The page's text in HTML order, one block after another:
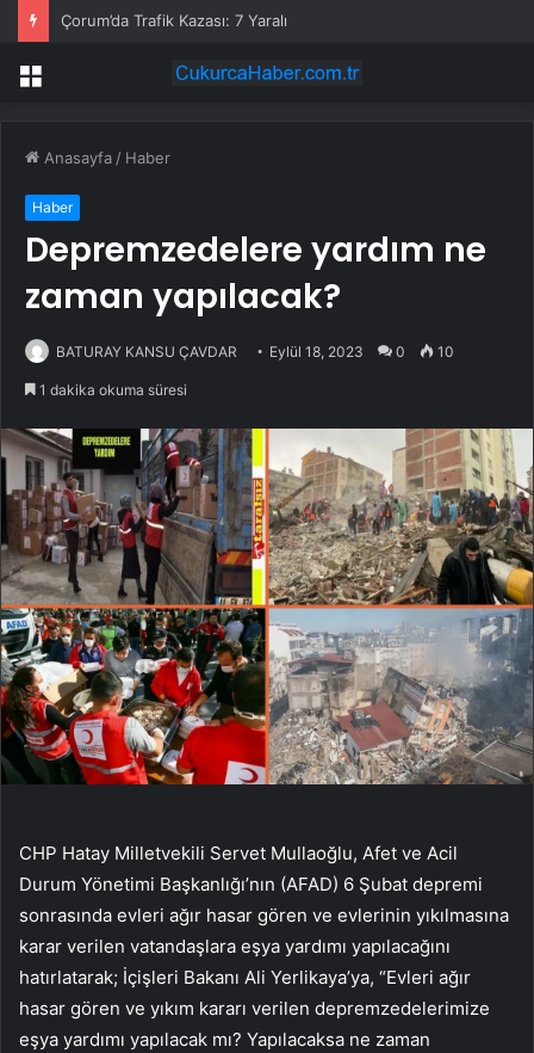
Çorum’da Trafik Kazası: 7 Yaralı
Menü
Anasayfa / Haber
Haber
Depremzedelere yardım ne
zaman yapılacak?
BATURAY KANSU ÇAVDAR Eylül 18, 2023 0 10
1 dakika okuma süresi
CHP Hatay Milletvekili Servet Mullaoğlu, Afet ve Acil
Durum Yönetimi Başkanlığı’nın (AFAD) 6 Şubat depremi
sonrasında evleri ağır hasar gören ve evlerinin yıkılmasına
karar verilen vatandaşlara eşya yardımı yapılacağını
hatırlatarak; İçişleri Bakanı Ali Yerlikaya’ya, “Evleri ağır
hasar gören ve yıkım kararı verilen depremzedelerimize
eşya yardımı yapılacak mı? Yapılacaksa ne zaman